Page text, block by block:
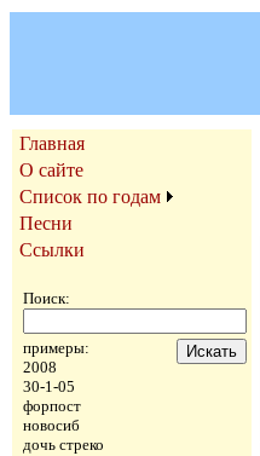
Главная
О сайте
Список по годам
Песни
Ссылки
Поиск:
примеры:
2008
30-1-05
форпост
новосиб
дочь стреко